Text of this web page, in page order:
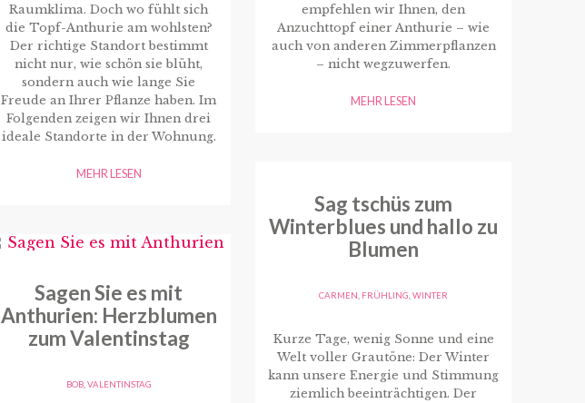
Raumklima. Doch wo fühlt sich
die Topf-Anthurie am wohlsten?
Der richtige Standort bestimmt
nicht nur, wie schön sie blüht,
sondern auch wie lange Sie
Freude an Ihrer Pflanze haben. Im
Folgenden zeigen wir Ihnen drei
ideale Standorte in der Wohnung.
MEHR LESEN
Sagen Sie es mit
Anthurien: Herzblumen
zum Valentinstag
BOB, VALENTINSTAG
empfehlen wir Ihnen, den
Anzuchttopf einer Anthurie – wie
auch von anderen Zimmerpflanzen
– nicht wegzuwerfen.
MEHR LESEN
Sag tschüs zum
Winterblues und hallo zu
Blumen
CARMEN FRÜHLING ,WINTER
Kurze Tage, wenig Sonne und eine
Welt voller Grautöne: Der Winter
kann unsere Energie und Stimmung
ziemlich beeinträchtigen. Der